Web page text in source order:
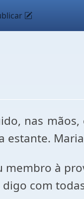
nas
estante.
membro à
com